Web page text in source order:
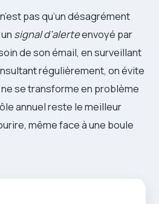
pas qu’un désagrément
signal d’alerteenvoyé par
de son émail, en surveillant
régulièrement, on évite
se transforme en problème
annuel reste le meilleur
même face à une boule